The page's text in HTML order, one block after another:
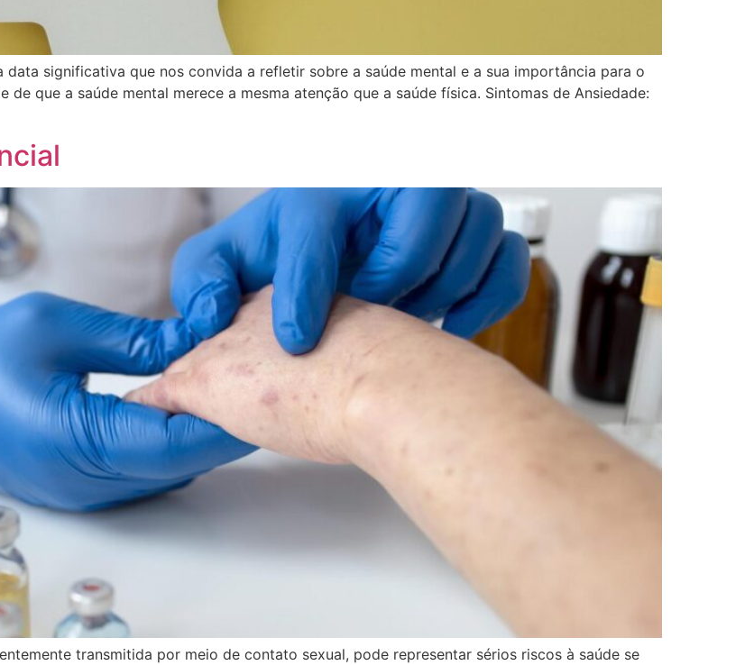
data significativa que nos convida a refletir sobre a saúde mental e a sua importância para o
de que a saúde mental merece a mesma atenção que a saúde física. Sintomas de Ansiedade:
transmitida por meio de contato sexual, pode representar sérios riscos à saúde se